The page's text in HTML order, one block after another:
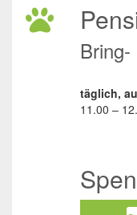
täglich,
11.00 –